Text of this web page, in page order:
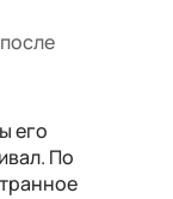
его
По